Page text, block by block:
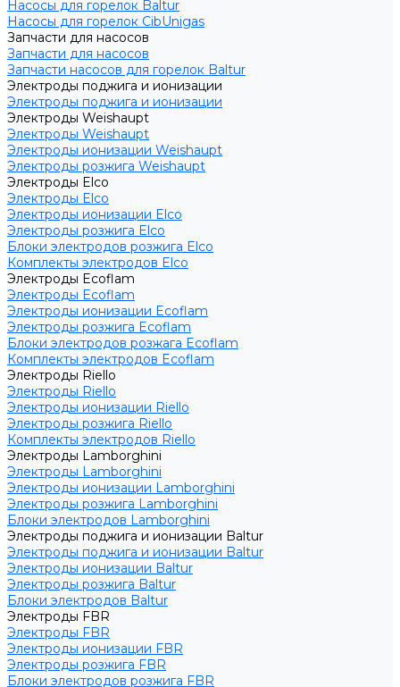
Насосы для горелок Baltur
Насосы для горелок CibUnigas
Запчасти для насосов
Запчасти для насосов
Запчасти насосов для горелок Baltur
Электроды поджига и ионизации
Электроды поджига и ионизации
Электроды Weishaupt
Электроды Weishaupt
Электроды ионизации Weishaupt
Электроды розжига Weishaupt
Электроды Elco
Электроды Elco
Электроды ионизации Elco
Электроды розжига Elco
Блоки электродов розжига Elco
Комплекты электродов Elco
Электроды Ecoflam
Электроды Ecoflam
Электроды ионизации Ecoflam
Электроды розжига Ecoflam
Блоки электродов розжага Ecoflam
Комплекты электродов Ecoflam
Электроды Riello
Электроды Riello
Электроды ионизации Riello
Электроды розжига Riello
Комплекты электродов Riello
Электроды Lamborghini
Электроды Lamborghini
Электроды ионизации Lamborghini
Электроды розжига Lamborghini
Блоки электродов Lamborghini
Электроды поджига и ионизации Baltur
Электроды поджига и ионизации Baltur
Электроды ионизации Baltur
Электроды розжига Baltur
Блоки электродов Baltur
Электроды FBR
Электроды FBR
Электроды ионизации FBR
Электроды розжига FBR
Блоки электродов розжига FBR